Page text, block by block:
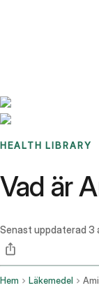
HEALTH LIBRARY
Vad är
Senast uppdaterad 3
Hem Läkemedel